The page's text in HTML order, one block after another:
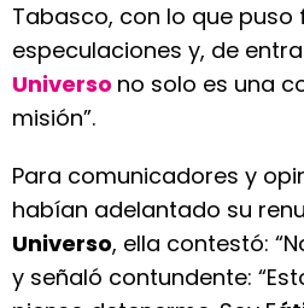
Tabasco, con lo que puso
especulaciones y, de
Universo no solo es una
misión”.
Para comunicadores y
habían adelantado su
Universo, ella contestó:
y señaló contundente: